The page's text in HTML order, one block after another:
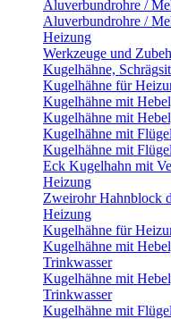
Aluverbundrohre /
Aluverbundrohre /
Heizung
Werkzeuge und
Kugelhähne,
Kugelhähne für
Kugelhähne mit
Kugelhähne mit
Kugelhähne mit
Kugelhähne mit
Eck Kugelhahn mit
Heizung
Zweirohr Hahnblock
Heizung
Kugelhähne für
Kugelhähne mit
Trinkwasser
Kugelhähne mit
Trinkwasser
Kugelhähne mit